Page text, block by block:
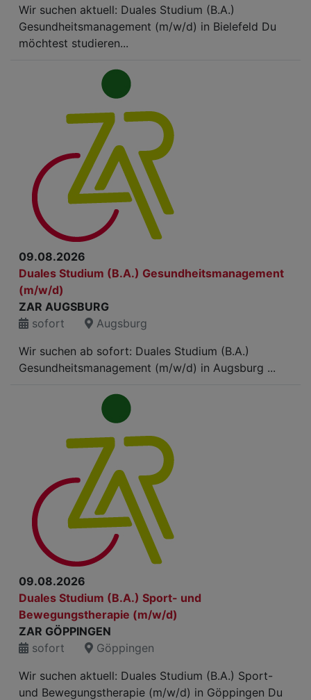
Wir suchen aktuell: Duales Studium (B.A.)
Gesundheitsmanagement (m/w/d) in Bielefeld Du
möchtest studieren...
09.08.2026
Duales Studium (B.A.) Gesundheitsmanagement
(m/w/d)
ZAR AUGSBURG
sofort
Augsburg
Wir suchen ab sofort: Duales Studium (B.A.)
Gesundheitsmanagement (m/w/d) in Augsburg ...
09.08.2026
Duales Studium (B.A.) Sport- und
Bewegungstherapie (m/w/d)
ZAR GÖPPINGEN
sofort
Göppingen
Wir suchen aktuell: Duales Studium (B.A.) Sport-
und Bewegungstherapie (m/w/d) in Göppingen Du